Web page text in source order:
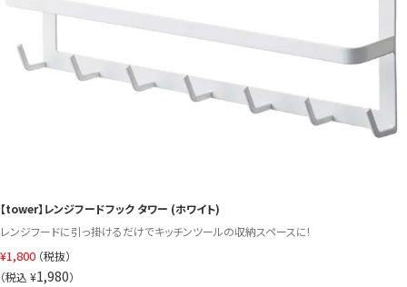
【tower】レンジフードフック タワー (ホワイト)
レンジフードに引っ掛けるだけでキッチンツールの収納スペースに!
¥1,800 （税抜）
（税込 ¥1,980）